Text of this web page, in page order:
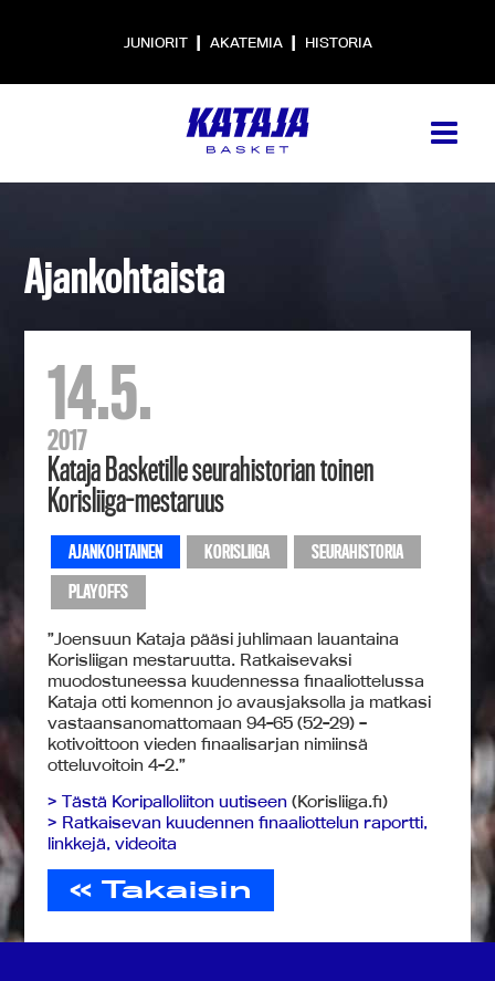
JUNIORIT | AKATEMIA | HISTORIA
Ajankohtaista
14.5.
2017
Kataja Basketille seurahistorian toinen
Korisliiga-mestaruus
AJANKOHTAINEN KORISLIIGA
SEURAHISTORIA
PLAYOFFS
”Joensuun Kataja pääsi juhlimaan lauantaina
Korisliigan mestaruutta. Ratkaisevaksi
muodostuneessa kuudennessa finaaliottelussa
Kataja otti komennon jo avausjaksolla ja matkasi
vastaansanomattomaan 94-65 (52-29) –
kotivoittoon vieden finaalisarjan nimiinsä
otteluvoitoin 4-2.”
> Tästä Koripalloliiton uutiseen (Korisliiga.fi)
> Ratkaisevan kuudennen finaaliottelun raportti,
linkkejä, videoita
« Takaisin